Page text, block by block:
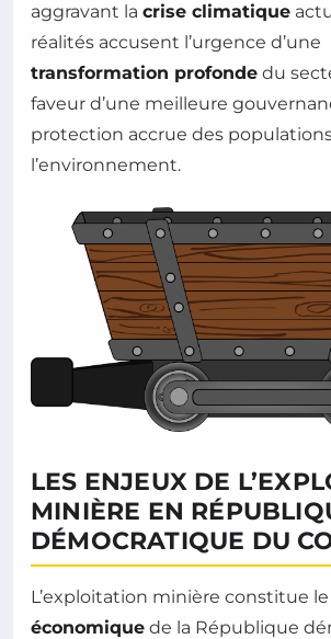
aggravant la crise climatique
réalités accusent l’urgence d’une
transformation profonde du
faveur d’une meilleure
protection accrue des
l’environnement.
LES ENJEUX DE
MINIÈRE EN
DÉMOCRATIQUE DU
L’exploitation minière constitue le
économique de la République